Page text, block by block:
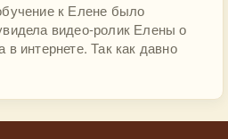
к Елене было
видео-ролик Елены о
в интернете. Так как давно